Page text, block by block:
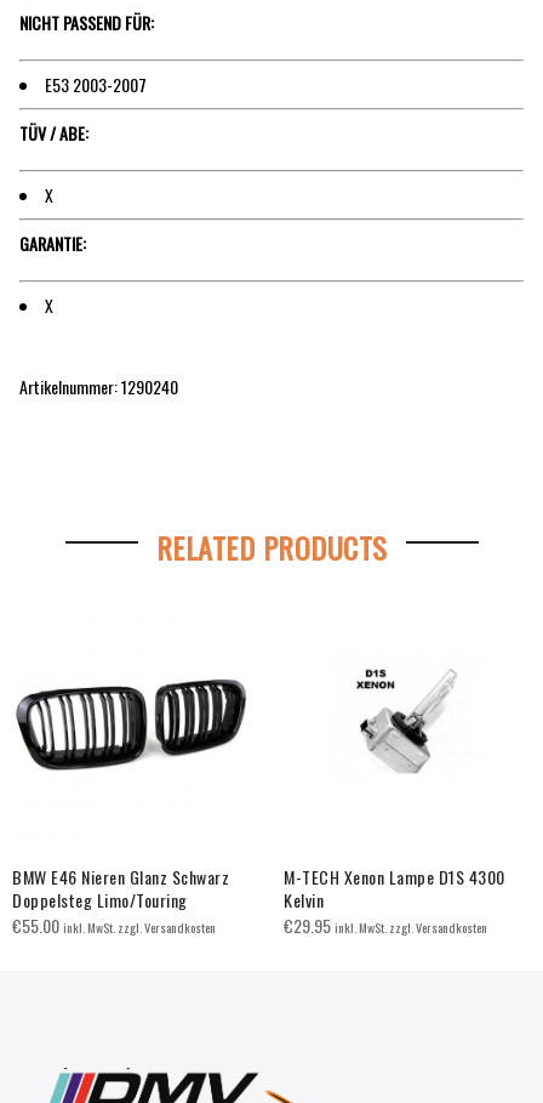
NICHT PASSEND FÜR:
E53 2003-2007
TÜV / ABE:
X
GARANTIE:
X
Artikelnummer: 1290240
RELATED PRODUCTS
BMW E46 Nieren Glanz Schwarz
Doppelsteg Limo/Touring
€55.00inkl. MwSt. zzgl. Versandkosten
M-TECH Xenon Lampe D1S 4300
Kelvin
€29.95inkl. MwSt. zzgl. Versandkosten